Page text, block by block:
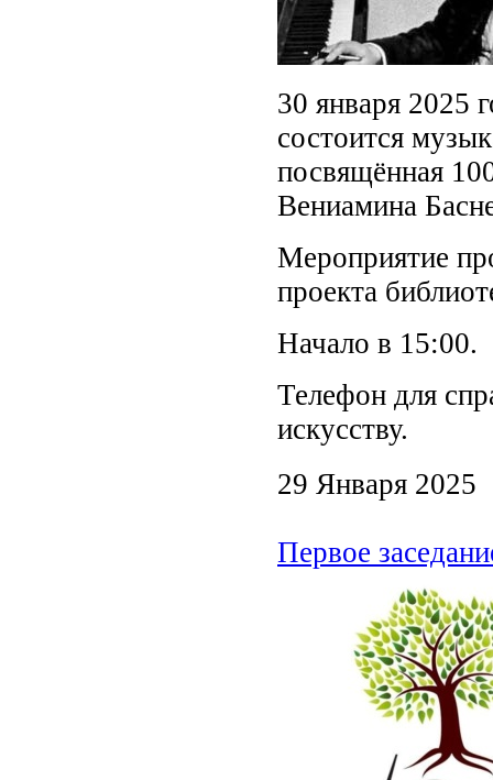
30 января 2025
состоится
посвящённая
Вениамина
Мероприятие
проекта
Начало в 15:00.
Телефон для
искусству.
29 Января 2025
Первое